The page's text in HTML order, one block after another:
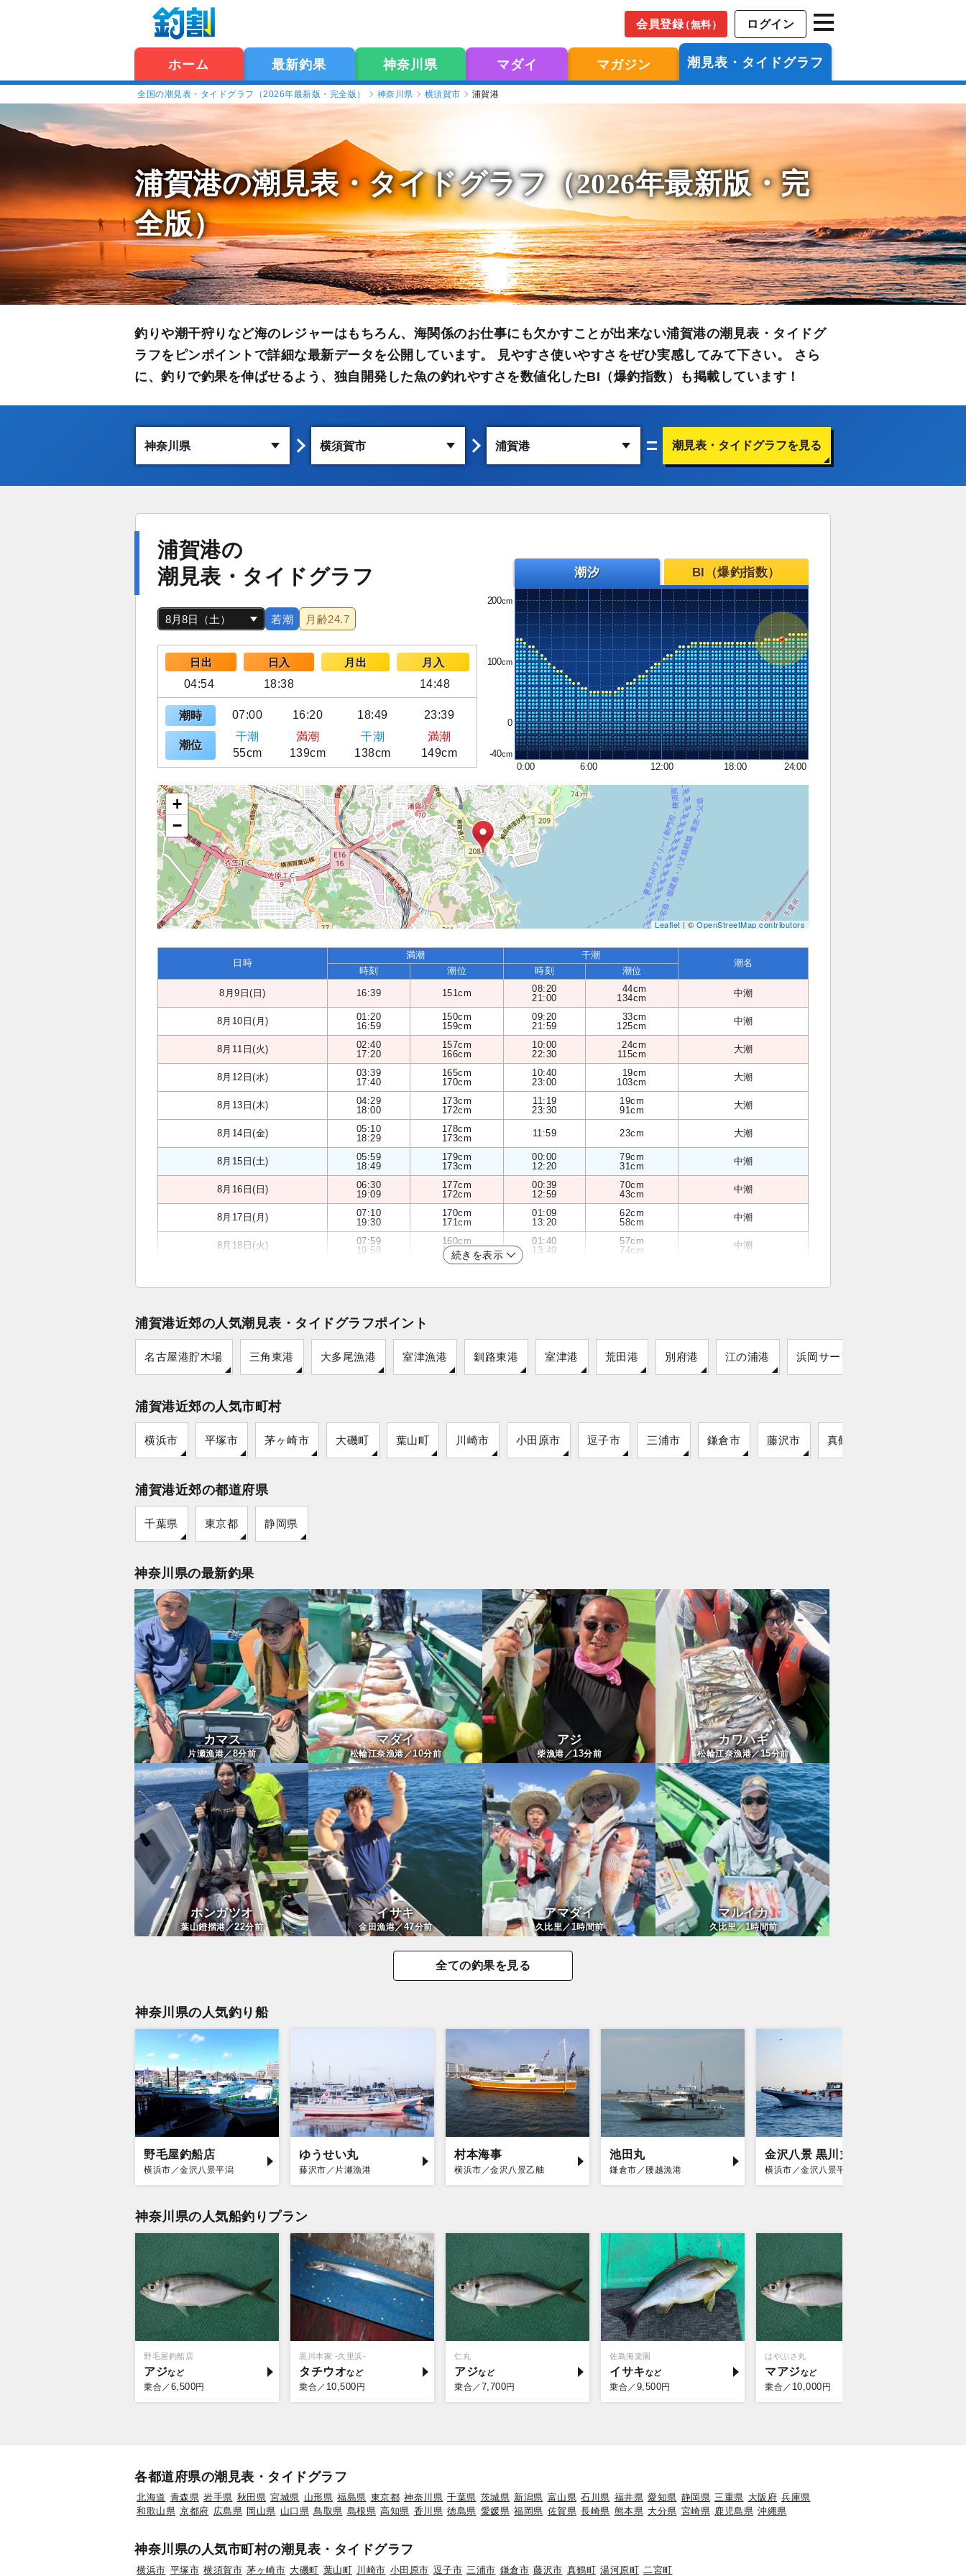
会員登録（無料） ログイン
ホーム 最新釣果 神奈川県 マダイ マガジン 潮見表・タイドグラフ
全国の潮見表・タイドグラフ（2026年最新版・完全版） 神奈川県 横須賀市 浦賀港
浦賀港の潮見表・タイドグラフ（2026年最新版・完
全版）
釣りや潮干狩りなど海のレジャーはもちろん、海関係のお仕事にも欠かすことが出来ない浦賀港の潮見表・タイドグ
ラフをピンポイントで詳細な最新データを公開しています。 見やすさ使いやすさをぜひ実感してみて下さい。 さら
に、釣りで釣果を伸ばせるよう、独自開発した魚の釣れやすさを数値化したBI（爆釣指数）も掲載しています！
潮見表・タイドグラフを見る
浦賀港の
潮見表・タイドグラフ
若潮 月齢24.7
日出 日入 月出
月入
04:54
18:38 14:48
潮時 07:00 16:20 18:49 23:39
潮位
干潮 満潮 干潮
満潮
55cm
139cm 138cm 149cm
潮汐 BI（爆釣指数）
200
100
0
-40
0:00
6:00 12:00 18:00 24:00
+
−
Leaflet| ©OpenStreetMap contributors
日時
満潮 干潮
潮名
時刻 潮位 時刻 潮位
8月9日(日) 16:39 151cm
08:20
21:00
44cm
134cm
中潮
8月10日(月)
01:20
16:59
150cm
159cm
09:20
21:59
33cm
125cm
中潮
8月11日(火)
02:40
17:20
157cm
166cm
10:00
22:30
24cm
115cm
大潮
8月12日(水)
03:39
17:40
165cm
170cm
10:40
23:00
19cm
103cm
大潮
8月13日(木)
04:29
18:00
173cm
172cm
11:19
23:30
19cm
91cm
大潮
8月14日(金)
05:10
18:29
178cm
173cm
11:59 23cm 大潮
8月15日(土)
05:59
18:49
179cm
173cm
00:00
12:20
79cm
31cm
中潮
8月16日(日)
06:30
19:09
177cm
172cm
00:39
12:59
70cm
43cm
中潮
8月17日(月)
07:10
19:30
170cm
171cm
01:09
13:20
62cm
58cm
中潮
8月18日(火)
07:59
19:59
160cm
169cm
01:40
13:49
57cm
74cm
中潮
続きを表示
浦賀港近郊の人気潮見表・タイドグラフポイント
名古屋港貯木場 三角東港 大多尾漁港 室津漁港 釧路東港 室津港 荒田港 別府港 江の浦港 浜岡サーフ
浦賀港近郊の人気市町村
横浜市 平塚市 茅ヶ崎市 大磯町 葉山町 川崎市 小田原市 逗子市 三浦市 鎌倉市 藤沢市 真鶴町
浦賀港近郊の都道府県
千葉県 東京都 静岡県
神奈川県の最新釣果
カマス
片瀬漁港／8分前
マダイ
松輪江奈漁港／10分前
アジ
柴漁港／13分前
カワハギ
松輪江奈漁港／15分前
ホンガツオ
葉山鐙摺港／22分前
イサキ
金田漁港／47分前
アマダイ
久比里／1時間前
マルイカ
久比里／1時間前
全ての釣果を見る
神奈川県の人気釣り船
野毛屋釣船店
横浜市／金沢八景平潟
ゆうせい丸
藤沢市／片瀬漁港
村本海事
横浜市／金沢八景乙舳
池田丸
鎌倉市／腰越漁港
金沢八景 黒川丸
横浜市／金沢八景平潟
神奈川県の人気船釣りプラン
野毛屋釣船店
アジ
乗合／ 6,500円
黒川本家 -久里浜-
タチウオ
乗合／ 10,500 円
仁丸
アジ
乗合／ 7,700円
佐島海楽園
イサキ
乗合／ 9,500円
はやぶさ丸
マアジ
乗合／ 10,000 円
各都道府県の潮見表・タイドグラフ
北海道 青森県 岩手県 秋田県 宮城県 山形県 福島県 東京都 神奈川県 千葉県 茨城県 新潟県 富山県 石川県 福井県 愛知県 静岡県 三重県 大阪府 兵庫県
和歌山県 京都府 広島県 岡山県 山口県 鳥取県 島根県 高知県 香川県 徳島県 愛媛県 福岡県 佐賀県 長崎県 熊本県 大分県 宮崎県 鹿児島県 沖縄県
神奈川県の人気市町村の潮見表・タイドグラフ
横浜市 平塚市 横須賀市 茅ヶ崎市 大磯町 葉山町 川崎市 小田原市 逗子市 三浦市 鎌倉市 藤沢市 真鶴町 湯河原町 二宮町